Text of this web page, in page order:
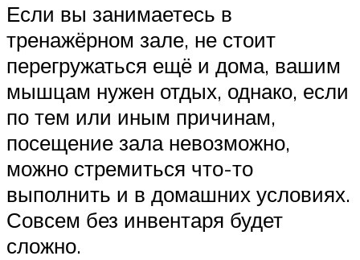
Если вы занимаетесь в
тренажёрном зале, не стоит
перегружаться ещё и дома, вашим
мышцам нужен отдых, однако, если
по тем или иным причинам,
посещение зала невозможно,
можно стремиться что-то
выполнить и в домашних условиях.
Совсем без инвентаря будет
сложно.